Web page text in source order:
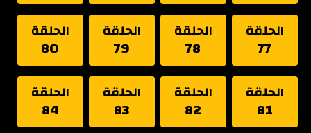
الحلقة
77
الحلقة
78
الحلقة
79
الحلقة
80
الحلقة
81
الحلقة
82
الحلقة
83
الحلقة
84